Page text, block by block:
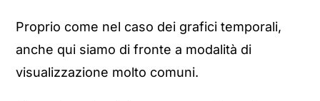
Proprio come nel caso dei grafici temporali,
anche qui siamo di fronte a modalità di
visualizzazione molto comuni.